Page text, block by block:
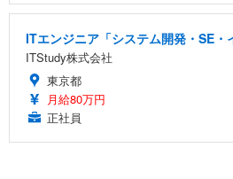
ITエンジニア「システム開発・SE
ITStudy株式会社
東京都
月給80万円
正社員